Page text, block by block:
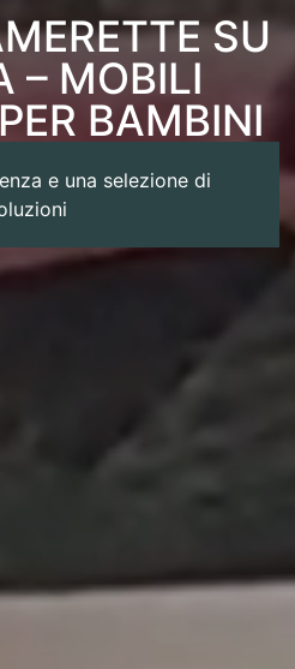
SU
– MOBILI
BAMBINI
e una selezione di